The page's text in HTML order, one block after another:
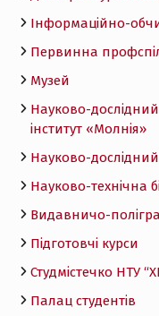
Інформаційно-
Первинна
Музей
Науково-
інститут «Молнія»
Науково-
Науково-технічна
Видавничо-
Підготовчі курси
Студмістечко НТУ
Палац студентів